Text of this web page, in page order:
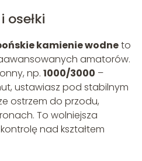
osełki
kamienie wodneto
amatorów.
np. 1000/3000 –
ustawiasz pod stabilnym
ostrzem do przodu,
To wolniejsza
nad kształtem